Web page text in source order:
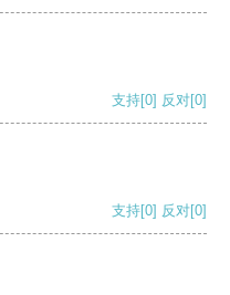
支持[0] 反对[0]
支持[0] 反对[0]